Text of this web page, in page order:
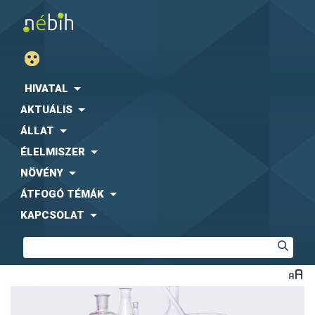
HIVATAL
AKTUÁLIS
ÁLLAT
ÉLELMISZER
NÖVÉNY
ÁTFOGÓ TÉMÁK
KAPCSOLAT